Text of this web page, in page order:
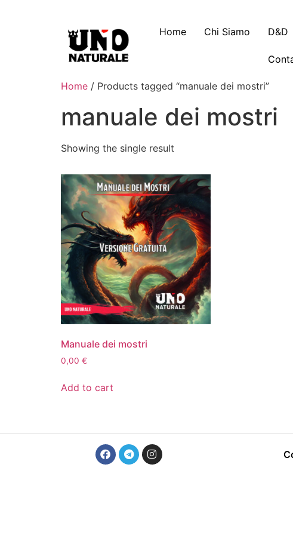
Home Chi Siamo D&D
Home / Products tagged “manuale dei mostri”
manuale dei mostri
Showing the single result
Manuale dei mostri
0,00 €
Add to cart